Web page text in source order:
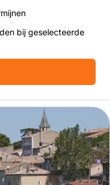
bij geselecteerde